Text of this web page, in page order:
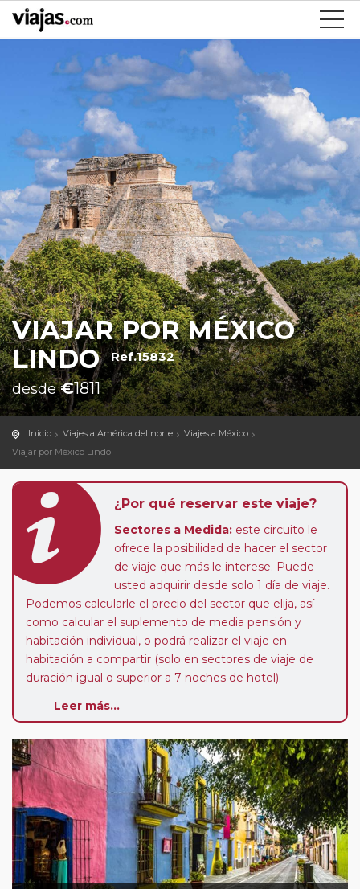
VIAJAR POR MÉXICO
LINDO Ref.15832
desde€1811
Inicio Viajes a América del norte
Viajes a México
Viajar por México Lindo
¿Por qué reservar este viaje?
Sectores a Medida: este circuito le
ofrece la posibilidad de hacer el sector
de viaje que más le interese. Puede
usted adquirir desde solo 1 día de viaje.
Podemos calcularle el precio del sector que elija, así
como calcular el suplemento de media pensión y
habitación individual, o podrá realizar el viaje en
habitación a compartir (solo en sectores de viaje de
duración igual o superior a 7 noches de hotel).
Pasajero Club:este circuito, en cualquier época del
nosotros en los últimos 3 años y que pertenezcan a
nuestro Club de Pasajeros (cuya obtención se realiza
tras rellenar el cuestionario de satisfacción en "Mi viaje")
o los que estén en luna de miel contarán con un
descuento del 5%.
Leer más...